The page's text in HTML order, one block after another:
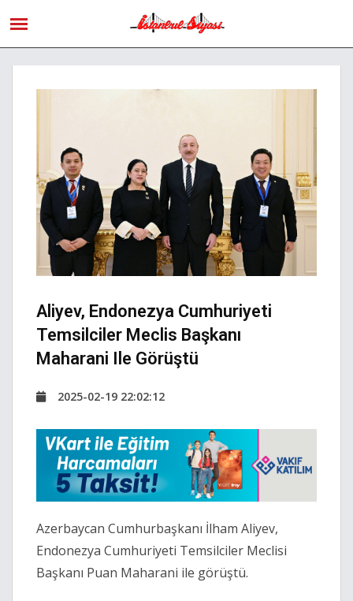
Aliyev, Endonezya Cumhuriyeti
Temsilciler Meclis Başkanı
Maharani Ile Görüştü
2025-02-19 22:02:12
Azerbaycan Cumhurbaşkanı İlham Aliyev,
Endonezya Cumhuriyeti Temsilciler Meclisi
Başkanı Puan Maharani ile görüştü.